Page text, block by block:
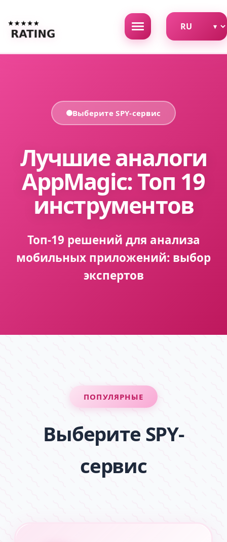
Выберите SPY-сервис
Лучшие аналоги
AppMagic: Топ 19
инструментов
Топ-19 решений для анализа
мобильных приложений: выбор
экспертов
ПОПУЛЯРНЫЕ
Выберите SPY-
сервис